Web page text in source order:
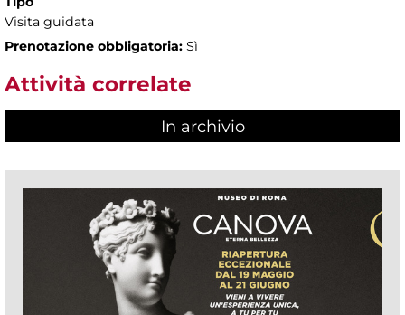
Visita guidata
Prenotazione obbligatoria: Sì
Attività correlate
In archivio